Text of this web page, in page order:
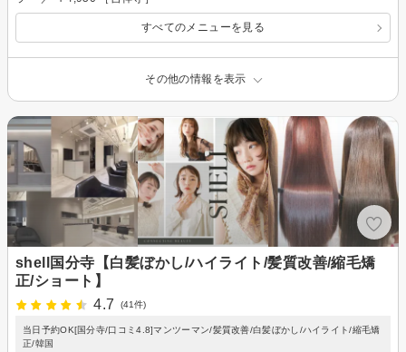
すべてのメニューを見る
その他の情報を表示
shell国分寺【白髪ぼかし/ハイライト/髪質改善/縮毛矯
正/ショート】
4.7
(41件)
当日予約OK[国分寺/口コミ4.8]マンツーマン/髪質改善/白髪ぼかし/ハイライト/縮毛矯
正/韓国